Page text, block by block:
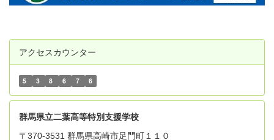
アクセスカウンター
5 3 8 6 7 6
群馬県立二葉高等特別支援学校
〒370-3531 群馬県高崎市足門町１１０